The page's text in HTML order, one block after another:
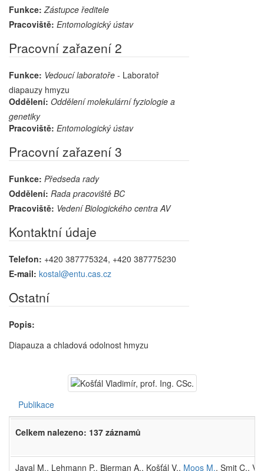
Funkce: Zástupce ředitele
Pracoviště: Entomologický ústav
Pracovní zařazení 2
Funkce: Vedoucí laboratoře - Laboratoř
diapauzy hmyzu
Oddělení: Oddělení molekulární fyziologie a
genetiky
Pracoviště: Entomologický ústav
Pracovní zařazení 3
Funkce: Předseda rady
Oddělení: Rada pracoviště BC
Pracoviště: Vedení Biologického centra AV
Kontaktní údaje
Telefon: +420 387775324, +420 387775230
E-mail: kostal@entu.cas.cz
Ostatní
Popis:
Diapauza a chladová odolnost hmyzu
Publikace
Celkem nalezeno: 137 záznamů
Javal M., Lehmann P., Bierman A., Košťál V., Moos M., Smit C.,